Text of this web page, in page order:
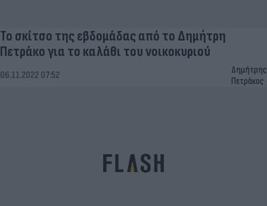
Το σκίτσο της εβδομάδας από το Δημήτρη
Πετράκο για το καλάθι του νοικοκυριού
06.11.2022 07:52
Δημήτρης
Πετράκος